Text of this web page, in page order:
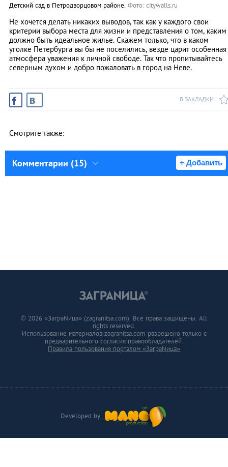
Детский сад в Петродворцовом районе. Фото: citywalls.ru
Не хочется делать никаких выводов, так как у каждого свои
критерии выбора места для жизни и представления о том, каким
должно быть идеальное жилье. Скажем только, что в каком
уголке Петербурга вы бы не поселились, везде царит особенная
атмосфера уважения к личной свободе. Так что пропитывайтесь
северным духом и добро пожаловать в город на Неве.
В ЗАКЛАДКИ
Смотрите также:
Комментарии (15) + Добавить
Developed by
© 2026 «ЗаграNица» (zagranitsa.com). Все права защищены. All
rights reserved.
Использование материалов zagranitsa.com разрешено только с
предварительного согласия правообладателей.
Правила пользования порталом «ЗаграNица»